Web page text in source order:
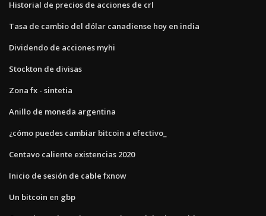
Historial de precios de acciones de crl
Tasa de cambio del dólar canadiense hoy en india
Dividendo de acciones myhi
Stockton de divisas
Zona fx - sintetia
Anillo de moneda argentina
¿cómo puedes cambiar bitcoin a efectivo_
Centavo caliente existencias 2020
Inicio de sesión de cable fxnow
Un bitcoin en gbp